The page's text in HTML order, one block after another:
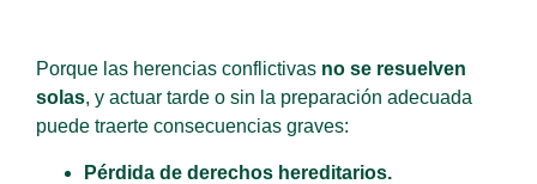
Porque las herencias conflictivas no se resuelven
solas, y actuar tarde o sin la preparación adecuada
puede traerte consecuencias graves:
Pérdida de derechos hereditarios.